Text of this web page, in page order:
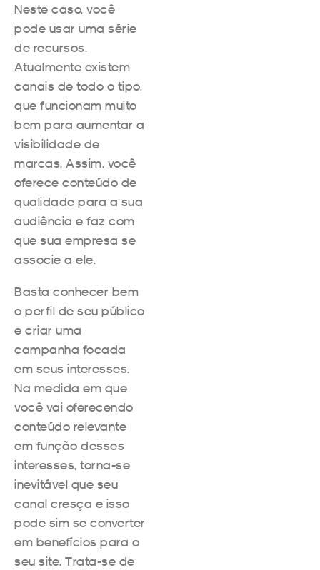
Neste caso, você
pode usar uma série
de recursos.
Atualmente existem
canais de todo o tipo,
que funcionam muito
bem para aumentar a
visibilidade de
marcas. Assim, você
oferece conteúdo de
qualidade para a sua
audiência e faz com
que sua empresa se
associe a ele.
Basta conhecer bem
o perfil de seu público
e criar uma
campanha focada
em seus interesses.
Na medida em que
você vai oferecendo
conteúdo relevante
em função desses
interesses, torna-se
inevitável que seu
canal cresça e isso
pode sim se converter
em benefícios para o
seu site. Trata-se de